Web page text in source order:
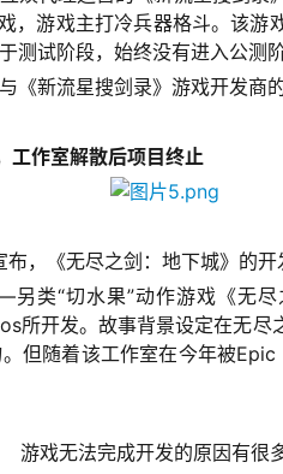
，游戏主打冷兵器格斗。该游
测试阶段，始终没有进入公测阶
《新流星搜剑录》游戏开发商
工作室解散后项目终止
，
《无尽之剑：地下城》的开
类“切水果”动作游戏《无
所开发。故事背景设定在无尽
但随着该工作室在今年被
游戏无法完成开发的原因有很多